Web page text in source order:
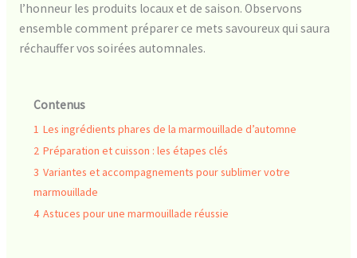
l’honneur les produits locaux et de saison. Observons
ensemble comment préparer ce mets savoureux qui saura
réchauffer vos soirées automnales.
Contenus
1 Les ingrédients phares de la marmouillade d’automne
2 Préparation et cuisson : les étapes clés
3 Variantes et accompagnements pour sublimer votre
marmouillade
4 Astuces pour une marmouillade réussie